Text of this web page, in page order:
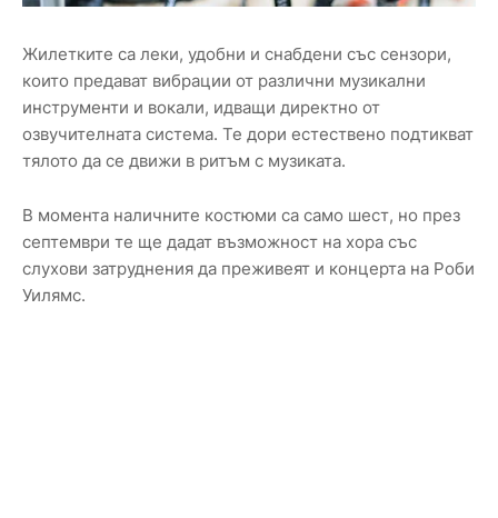
Жилетките са леки, удобни и снабдени със сензори,
които предават вибрации от различни музикални
инструменти и вокали, идващи директно от
озвучителната система. Те дори естествено подтикват
тялото да се движи в ритъм с музиката.
В момента наличните костюми са само шест, но през
септември те ще дадат възможност на хора със
слухови затруднения да преживеят и концерта на Роби
Уилямс.